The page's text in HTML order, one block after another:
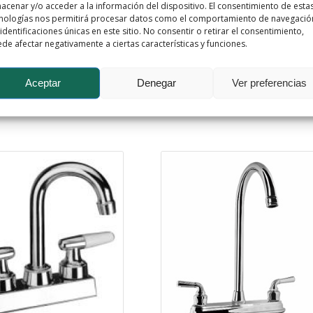
y/o acceder a la información del dispositivo. El consentimiento de
nos permitirá procesar datos como el comportamiento de
únicas en este sitio. No consentir o retirar el consentimiento,
afectar negativamente a ciertas características y funciones.
Aceptar Denegar Ver preferencias
Peso neto estimado por caja